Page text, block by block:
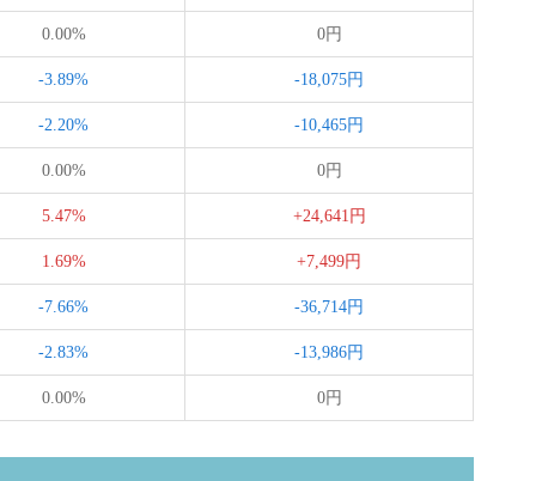
0.00% 0円
-3.89% -18,075円
-2.20% -10,465円
0.00% 0円
5.47% +24,641円
1.69% +7,499円
-7.66% -36,714円
-2.83% -13,986円
0.00% 0円